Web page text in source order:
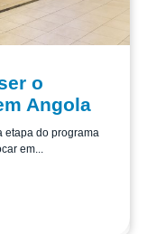
o
Angola
etapa do programa
em...